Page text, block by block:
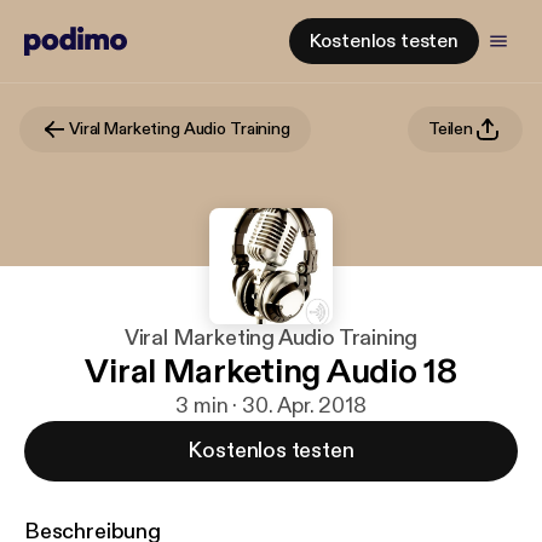
Kostenlos testen
Viral Marketing Audio Training Teilen
Viral Marketing Audio Training
Viral Marketing Audio 18
3 min · 30. Apr. 2018
Kostenlos testen
Beschreibung